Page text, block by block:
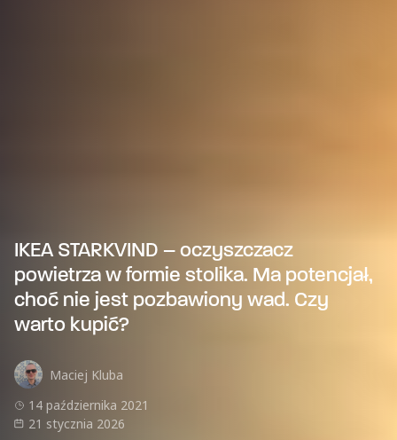
IKEA STARKVIND – oczyszczacz
powietrza w formie stolika. Ma potencjał,
choć nie jest pozbawiony wad. Czy
warto kupić?
Maciej Kluba
14 października 2021
21 stycznia 2026